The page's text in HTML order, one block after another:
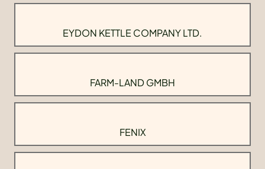
EYDON KETTLE COMPANY LTD.
FARM-LAND GMBH
FENIX